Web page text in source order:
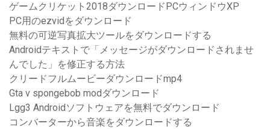
ゲームクリケット2018ダウンロードPCウィンドウXP
PC用のezvidをダウンロード
無料の可逆写真拡大ツールをダウンロードする
Androidテキストで「メッセージがダウンロードされませ
んでした」を修正する方法
クリードフルムービーダウンロードmp4
Gta v spongebob modダウンロード
Lgg3 Androidソフトウェアを無料でダウンロード
コンバーターから音楽をダウンロードする